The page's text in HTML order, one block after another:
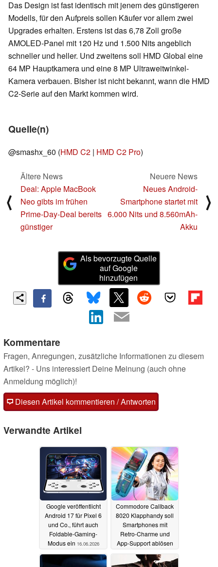
Das Design ist fast identisch mit jenem des günstigeren
Modells, für den Aufpreis sollen Käufer vor allem zwei
Upgrades erhalten. Erstens ist das 6,78 Zoll große
AMOLED-Panel mit 120 Hz und 1.500 Nits angeblich
schneller und heller. Und zweitens soll HMD Global eine
64 MP Hauptkamera und eine 8 MP Ultraweitwinkel-
Kamera verbauen. Bisher ist nicht bekannt, wann die HMD
C2-Serie auf den Markt kommen wird.
Quelle(n)
@smashx_60 (HMD C2 | HMD C2 Pro)
⟨
Ältere News
Deal: Apple MacBook
Neo gibts im frühen
Prime-Day-Deal bereits
günstiger
Neuere News
Neues Android-
Smartphone startet mit
6.000 Nits und 8.560mAh-
Akku
⟩
Als bevorzugte Quelle
auf Google
hinzufügen
Kommentare
Fragen, Anregungen, zusätzliche Informationen zu diesem
Artikel? - Uns interessiert Deine Meinung (auch ohne
Anmeldung möglich)!
Diesen Artikel kommentieren / Antworten
Verwandte Artikel
Google veröffentlicht
Android 17 für Pixel 6
und Co., führt auch
Foldable-Gaming-
Modus ein 16.06.2026
Commodore Callback
8020 Klapphandy soll
Smartphones mit
Retro-Charme und
App-Support ablösen
16.06.2026